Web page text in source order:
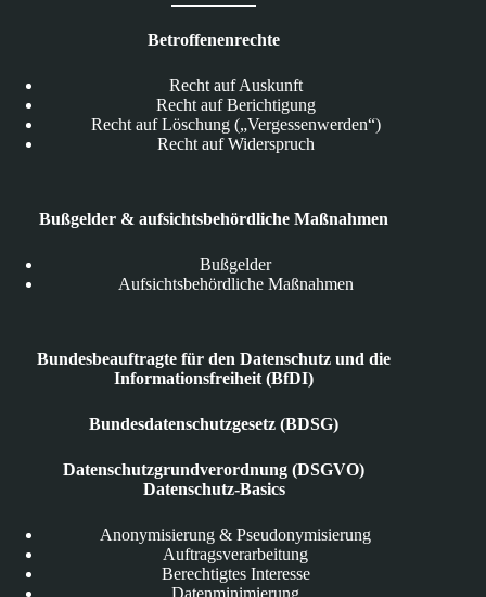
Betroffenenrechte
Recht auf Auskunft
Recht auf Berichtigung
Recht auf Löschung („Vergessenwerden“)
Recht auf Widerspruch
Bußgelder & aufsichtsbehördliche Maßnahmen
Bußgelder
Aufsichtsbehördliche Maßnahmen
Bundesbeauftragte für den Datenschutz und die
Informationsfreiheit (BfDI)
Bundesdatenschutzgesetz (BDSG)
Datenschutzgrundverordnung (DSGVO)
Datenschutz-Basics
Anonymisierung & Pseudonymisierung
Auftragsverarbeitung
Berechtigtes Interesse